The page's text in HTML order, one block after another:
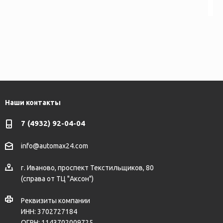
Наши контакты
7 (4932) 92-04-04
info@automax24.com
г. Иваново, проспект Текстильщиков, 80
(справа от ТЦ "Аксон")
Реквизиты компании
ИНН: 3702727184